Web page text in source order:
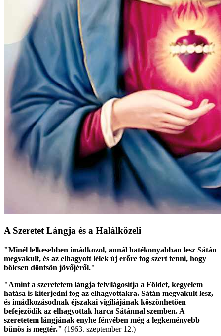
A Szeretet Lángja és a Halálközeli
"Minél lelkesebben imádkozol, annál hatékonyabban lesz Sátán
megvakult, és az elhagyott lélek új erőre fog szert tenni, hogy
bölcsen döntsön jövőjéről."
"Amint a szeretetem lángja felvilágosítja a Földet, kegyelem
hatása is kiterjedni fog az elhagyottakra. Sátán megvakult lesz,
és imádkozásodnak éjszakai vigiliájának köszönhetően
befejeződik az elhagyottak harca Sátánnal szemben. A
szeretetem lángjának enyhe fényében még a legkeményebb
bűnös is megtér." (1963. szeptember 12.)